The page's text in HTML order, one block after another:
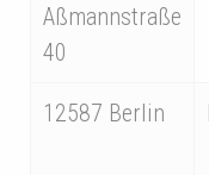
Aßmannstraße
40
12587 Berlin